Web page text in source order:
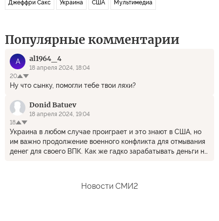
Джеффри Сакс Украина США Мультимедиа
Популярные комментарии
A al1964_4
18 апреля 2024, 18:04
20
Ну что сынку, помогли тебе твои ляхи?
Donid Batuev
18 апреля 2024, 19:04
18
Украина в любом случае проиграет и это знают в США, но
им важно продолжение военного конфликта для отмывания
денег для своего ВПК. Как же гадко зарабатывать деньги на
Новости СМИ2